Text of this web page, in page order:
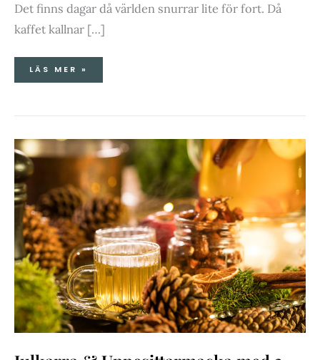
Det finns dagar då världen snurrar lite för fort. Då
kaffet kallnar […]
LÄS MER »
JULKARRA
UPPESITTARMACKA
MED
KÅLSALLAD